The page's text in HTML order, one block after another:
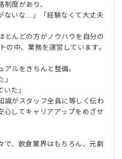
制度があり、
ないな…」「経験なくて大丈夫
とんどの方がノウハウを自分の
の中、業務を運営しています。
アルをきちんと整備。
」
いた」
識がスタッフ全員に等しく伝わ
心してキャリアアップをめざせ
で、飲食業界はもちろん、元劇